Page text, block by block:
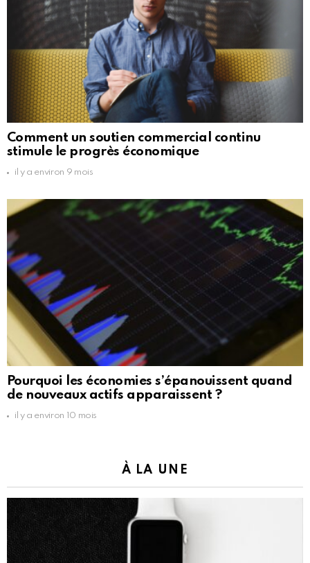
Comment un soutien commercial continu
stimule le progrès économique
il y a environ 9 mois
Pourquoi les économies s’épanouissent quand
de nouveaux actifs apparaissent ?
il y a environ 10 mois
À LA UNE